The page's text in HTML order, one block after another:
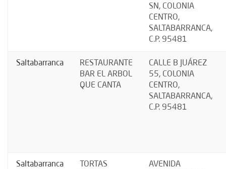
SN, COLONIA
CENTRO,
SALTABARRANCA,
C.P. 95481
Saltabarranca
RESTAURANTE
BAR EL ARBOL
QUE CANTA
CALLE B JUÁREZ
55, COLONIA
CENTRO,
SALTABARRANCA,
C.P. 95481
Saltabarranca
TORTAS
AVENIDA